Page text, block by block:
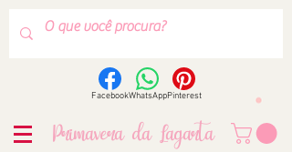
FacebookWhatsAppPinterest
Primavera da Lagarta